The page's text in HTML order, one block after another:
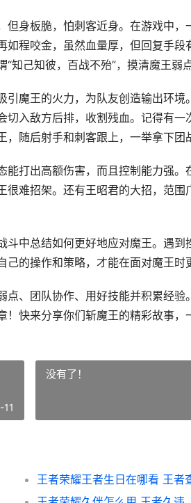
身板脆，怕刺客近身。在游戏中，
程咬金，虽然血量厚，但回复手段
知己知彼，百战不殆”，摸清魔王弱
引魔王的火力，为队友创造输出环境
入敌方后排，收割残血。记得有一
随后射手和刺客跟上，一举拿下团
打出高额伤害，而且控制能力强。
难招架。还有王昭君的大招，范围
中总结如何更好地应对魔王。遇到
的操作和策略，才能在面对魔王时
、团队协作、用好技能并积累经验
快来分享你们斩魔王的精彩故事，
没有了！
王者荣耀王者生日在哪看 王者